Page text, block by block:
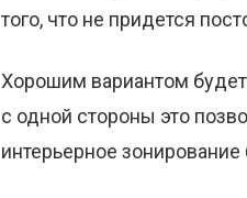
того, что не придется
Хорошим вариантом будет
с одной стороны это
интерьерное